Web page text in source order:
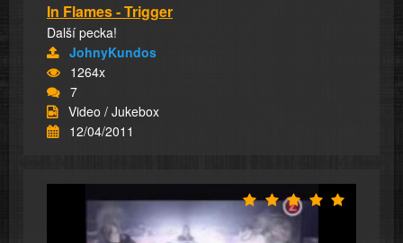
In Flames - Trigger
Další pecka!
JohnyKundos
1264x
7
Video / Jukebox
12/04/2011